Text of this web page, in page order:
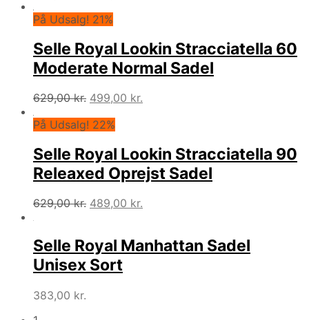
pris
629,00 kr..458,00 kr..
På Udsalg! 21%
Selle Royal Lookin Stracciatella 60
Moderate Normal Sadel
629,00kr. Den
pris
629,00 kr..
499,00 kr.
499,00 kr..
På Udsalg! 22%
Selle Royal Lookin Stracciatella 90
Releaxed Oprejst Sadel
629,00kr. Den
var:
629,00 kr..
489,00 kr.
er:
489,00 kr..
Selle Royal Manhattan Sadel
Unisex Sort
383,00 kr.